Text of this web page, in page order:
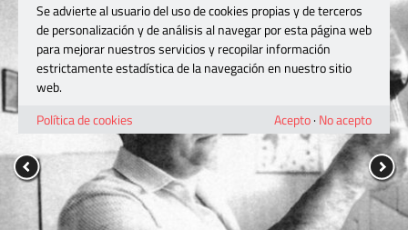
Se advierte al usuario del uso de cookies propias y de terceros
de personalización y de análisis al navegar por esta página web
para mejorar nuestros servicios y recopilar información
estrictamente estadística de la navegación en nuestro sitio
web.
Política de cookies
Acepto· No acepto